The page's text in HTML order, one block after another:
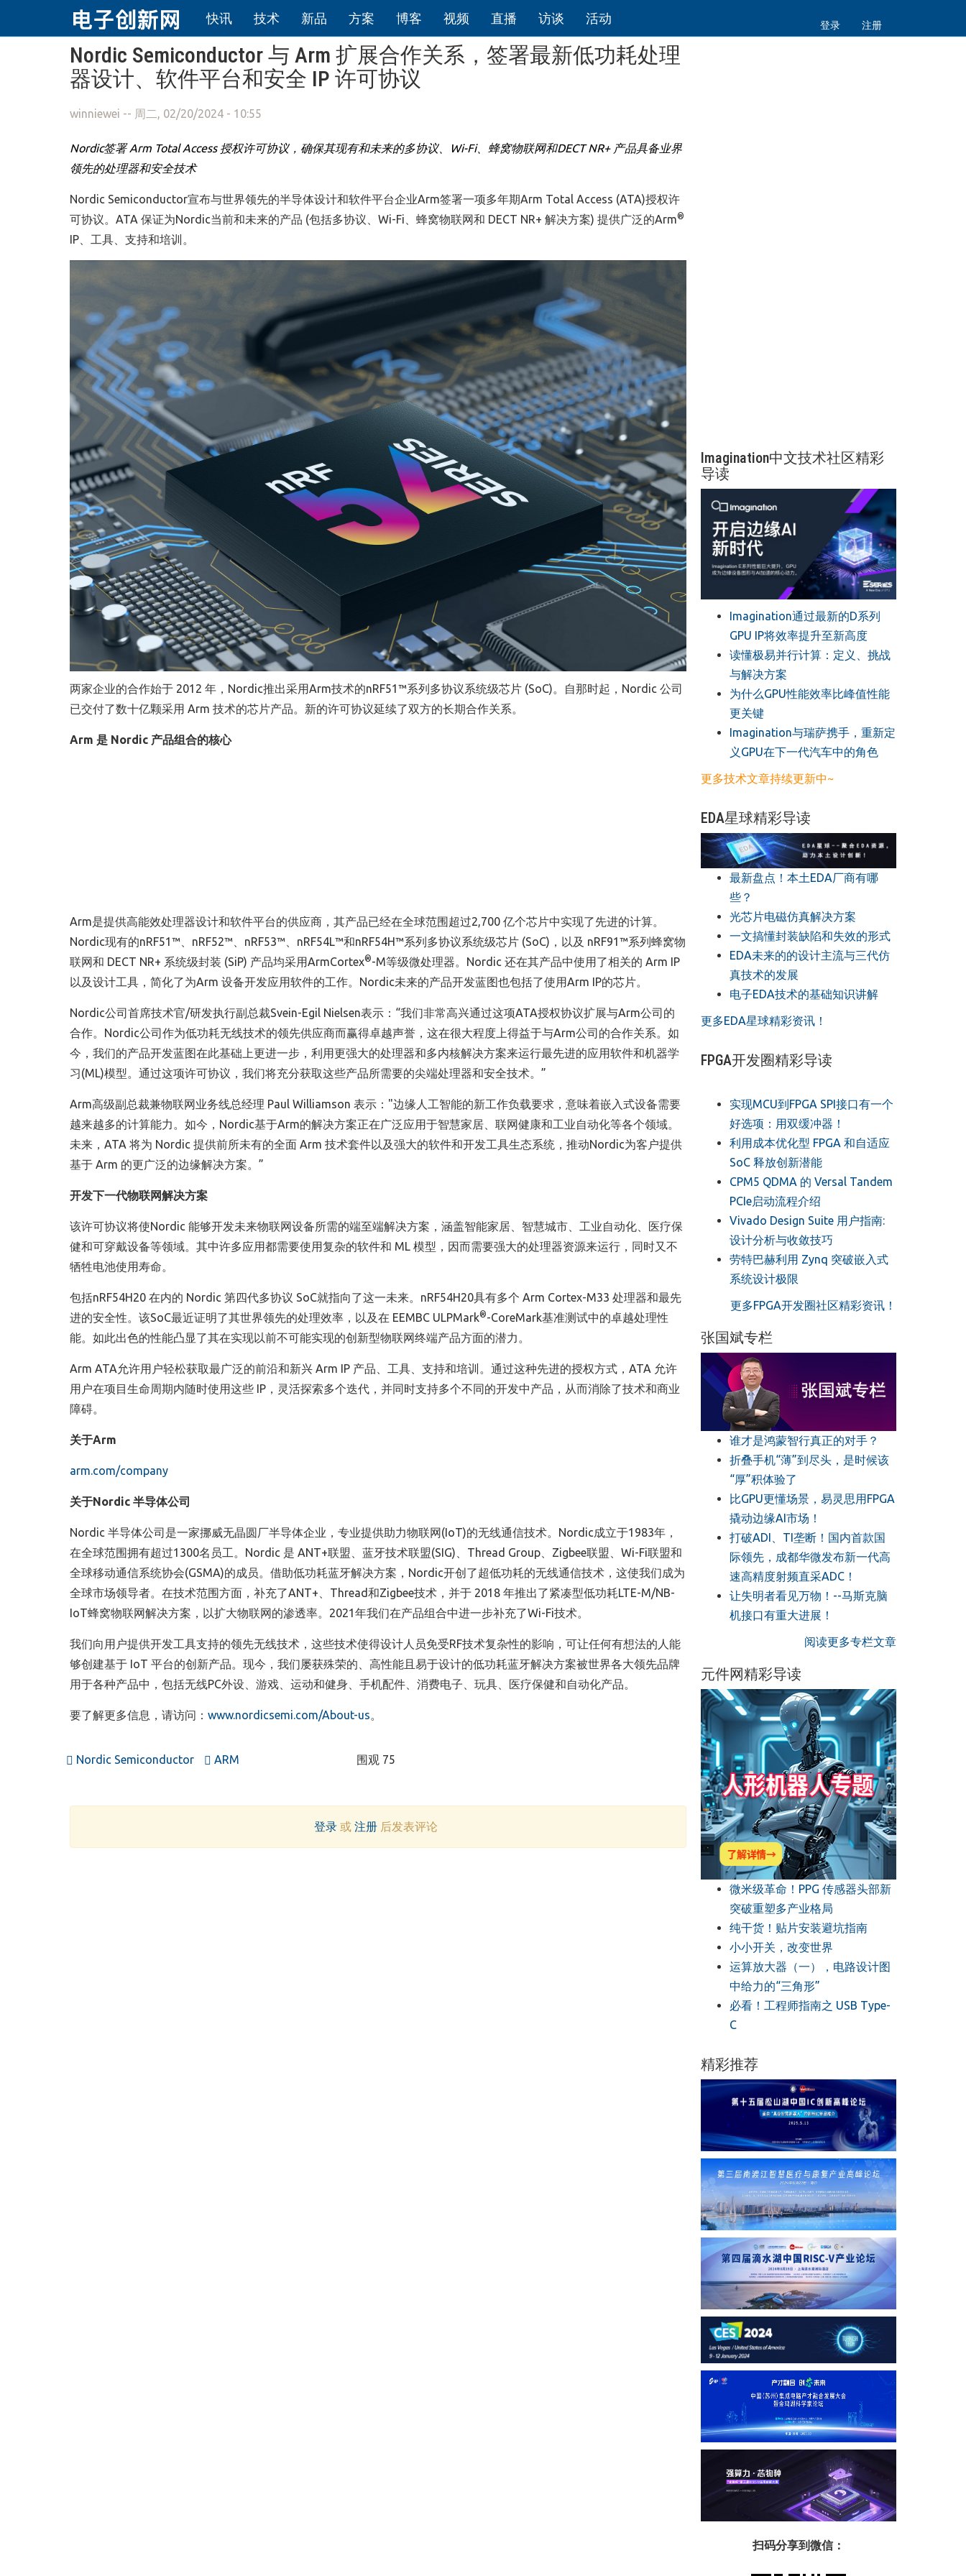
跳转到主要内容
快讯 技术 新品 方案 博客 视频 直播 访谈 活动 登录 注册
Nordic Semiconductor 与 Arm 扩展合作关系，签署最新低功耗处理
器设计、软件平台和安全 IP 许可协议
winniewei -- 周二, 02/20/2024 - 10:55
Nordic签署Arm Total Access 授权许可协议，确保其现有和未来的多协议、 Wi-Fi、蜂窝物联网和DECT NR+ 产品具备业界
领先的处理器和安全技术
Nordic Semiconductor宣布与世界领先的半导体设计和软件平台企业Arm签署一项多年期Arm Total Access (ATA)授权许
可协议。ATA 保证为Nordic当前和未来的产品 (包括多协议、Wi-Fi、蜂窝物联网和 DECT NR+ 解决方案) 提供广泛的Arm®
IP、工具、支持和培训。
两家企业的合作始于 2012 年，Nordic推出采用Arm技术的nRF51™系列多协议系统级芯片 (SoC)。自那时起，Nordic 公司
已交付了数十亿颗采用 Arm 技术的芯片产品。新的许可协议延续了双方的长期合作关系。
Arm 是 Nordic 产品组合的核心
Arm是提供高能效处理器设计和软件平台的供应商，其产品已经在全球范围超过2,700 亿个芯片中实现了先进的计算。
Nordic现有的nRF51™、nRF52™、nRF53™、nRF54L™和nRF54H™系列多协议系统级芯片 (SoC)，以及 nRF91™系列蜂窝物
联网和 DECT NR+ 系统级封装 (SiP) 产品均采用ArmCortex®-M等级微处理器。Nordic 还在其产品中使用了相关的 Arm IP
以及设计工具，简化了为Arm 设备开发应用软件的工作。Nordic未来的产品开发蓝图也包括了使用Arm IP的芯片。
Nordic公司首席技术官/研发执行副总裁Svein-Egil Nielsen表示：“我们非常高兴通过这项ATA授权协议扩展与Arm公司的
合作。Nordic公司作为低功耗无线技术的领先供应商而赢得卓越声誉，这在很大程度上得益于与Arm公司的合作关系。如
今，我们的产品开发蓝图在此基础上更进一步，利用更强大的处理器和多内核解决方案来运行最先进的应用软件和机器学
习(ML)模型。通过这项许可协议，我们将充分获取这些产品所需要的尖端处理器和安全技术。”
Arm高级副总裁兼物联网业务线总经理 Paul Williamson 表示："边缘人工智能的新工作负载要求，意味着嵌入式设备需要
越来越多的计算能力。如今，Nordic基于Arm的解决方案正在广泛应用于智慧家居、联网健康和工业自动化等各个领域。
未来，ATA 将为 Nordic 提供前所未有的全面 Arm 技术套件以及强大的软件和开发工具生态系统，推动Nordic为客户提供
基于 Arm 的更广泛的边缘解决方案。”
开发下一代物联网解决方案
该许可协议将使Nordic 能够开发未来物联网设备所需的端至端解决方案，涵盖智能家居、智慧城市、工业自动化、医疗保
健和可穿戴设备等领域。其中许多应用都需要使用复杂的软件和 ML 模型，因而需要强大的处理器资源来运行，同时又不
牺牲电池使用寿命。
包括nRF54H20 在内的 Nordic 第四代多协议 SoC就指向了这一未来。nRF54H20具有多个 Arm Cortex-M33 处理器和最先
进的安全性。该SoC最近证明了其世界领先的处理效率，以及在 EEMBC ULPMark®-CoreMark基准测试中的卓越处理性
能。如此出色的性能凸显了其在实现以前不可能实现的创新型物联网终端产品方面的潜力。
Arm ATA允许用户轻松获取最广泛的前沿和新兴 Arm IP 产品、工具、支持和培训。通过这种先进的授权方式，ATA 允许
用户在项目生命周期内随时使用这些 IP，灵活探索多个迭代，并同时支持多个不同的开发中产品，从而消除了技术和商业
障碍。
关于Arm
arm.com/company
关于Nordic 半导体公司
Nordic 半导体公司是一家挪威无晶圆厂半导体企业，专业提供助力物联网(IoT)的无线通信技术。Nordic成立于1983年，
在全球范围拥有超过1300名员工。Nordic 是 ANT+联盟、蓝牙技术联盟(SIG)、Thread Group、Zigbee联盟、Wi-Fi联盟和
全球移动通信系统协会(GSMA)的成员。借助低功耗蓝牙解决方案，Nordic开创了超低功耗的无线通信技术，这使我们成为
全球市场领导者。在技术范围方面，补充了ANT+、Thread和Zigbee技术，并于 2018 年推出了紧凑型低功耗LTE-M/NB-
IoT蜂窝物联网解决方案，以扩大物联网的渗透率。2021年我们在产品组合中进一步补充了Wi-Fi技术。
我们向用户提供开发工具支持的领先无线技术，这些技术使得设计人员免受RF技术复杂性的影响，可让任何有想法的人能
够创建基于 IoT 平台的创新产品。现今，我们屡获殊荣的、高性能且易于设计的低功耗蓝牙解决方案被世界各大领先品牌
用于各种产品中，包括无线PC外设、游戏、运动和健身、手机配件、消费电子、玩具、医疗保健和自动化产品。
要了解更多信息，请访问： www.nordicsemi.com/About-us。
Nordic Semiconductor ARM 围观 75
登录 或注册 后发表评论
Imagination中文技术社区精彩
导读
Imagination通过最新的D系列
GPU IP将效率提升至新高度
读懂极易并行计算：定义、挑战
与解决方案
​为什么GPU性能效率比峰值性能
更关键
​Imagination与瑞萨携手，重新定
义GPU在下一代汽车中的角色
更多技术文章持续更新中~
EDA星球精彩导读
最新盘点！本土EDA厂商有哪
些？
光芯片电磁仿真解决方案
一文搞懂封装缺陷和失效的形式
EDA未来的的设计主流与三代仿
真技术的发展
电子EDA技术的基础知识讲解
更多EDA星球精彩资讯！
FPGA开发圈精彩导读
实现MCU到FPGA SPI接口有一个
好选项：用双缓冲器！
利用成本优化型 FPGA 和自适应
SoC 释放创新潜能
CPM5 QDMA 的 Versal Tandem
PCIe启动流程介绍
Vivado Design Suite 用户指南:
设计分析与收敛技巧
劳特巴赫利用 Zynq 突破嵌入式
系统设计极限
更多FPGA开发圈社区精彩资讯！
张国斌专栏
谁才是鸿蒙智行真正的对手？
折叠手机“薄”到尽头，是时候该
“厚”积体验了
比GPU更懂场景，易灵思用FPGA
撬动边缘AI市场！
打破ADI、TI垄断！国内首款国
际领先，成都华微发布新一代高
速高精度射频直采ADC！
让失明者看见万物！--马斯克脑
机接口有重大进展！
阅读更多专栏文章
元件网精彩导读
微米级革命！PPG 传感器头部新
突破重塑多产业格局
纯干货！贴片安装避坑指南
小小开关，改变世界
运算放大器（一），电路设计图
中给力的“三角形”
必看！工程师指南之 USB Type-
C
精彩推荐
扫码分享到微信：